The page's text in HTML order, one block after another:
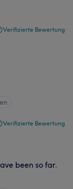
Verifizierte Bewertung
Verifizierte Bewertung
been so far.